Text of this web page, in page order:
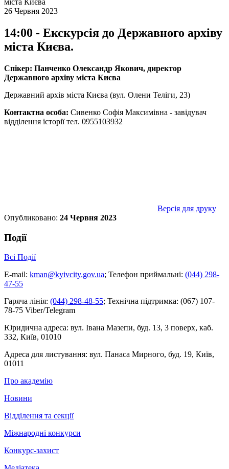
міста Києва
26 Червня 2023
14:00 - Екскурсія до Державного архіву
міста Києва.
Спікер: Панченко Олександр Якович, директор
Державного архіву міста Києва
Державний архів міста Києва (вул. Олени Теліги, 23)
Контактна особа: Сивенко Софія Максимівна - завідувач
відділення історії тел. 0955103932
Версія для друку
Опубликовано: 24 Червня 2023
Події
Всі Події
E-mail: kman@kyivcity.gov.ua; Телефон приймальні: (044) 298-
47-55
Гаряча лінія: (044) 298-48-55; Технічна підтримка: (067) 107-
78-75 Viber/Telegram
Юридична адреса: вул. Івана Мазепи, буд. 13, 3 поверх, каб.
332, Київ, 01010
Адреса для листування: вул. Панаса Мирного, буд. 19, Київ,
01011
Про академію
Новини
Відділення та секції
Міжнародні конкурси
Конкурс-захист